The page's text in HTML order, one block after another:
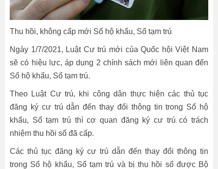
Thu hồi, không cấp mới Sổ hộ khẩu, Sổ tạm trú
Ngày 1/7/2021, Luật Cư trú mới của Quốc hội Việt Nam
sẽ có hiệu lực, áp dụng 2 chính sách mới liên quan đến
Sổ hộ khẩu, Sổ tạm trú.
Theo Luật Cư trú, khi công dân thực hiện các thủ tục
đăng ký cư trú dẫn đến thay đổi thông tin trong Sổ hộ
khẩu, Sổ tạm trú thì cơ quan đăng ký cư trú có trách
nhiệm thu hồi sổ đã cấp.
Các thủ tục đăng ký cư trú dẫn đến thay đổi thông tin
trong Sổ hộ khẩu, Sổ tạm trú và bị thu hồi sổ được Bộ